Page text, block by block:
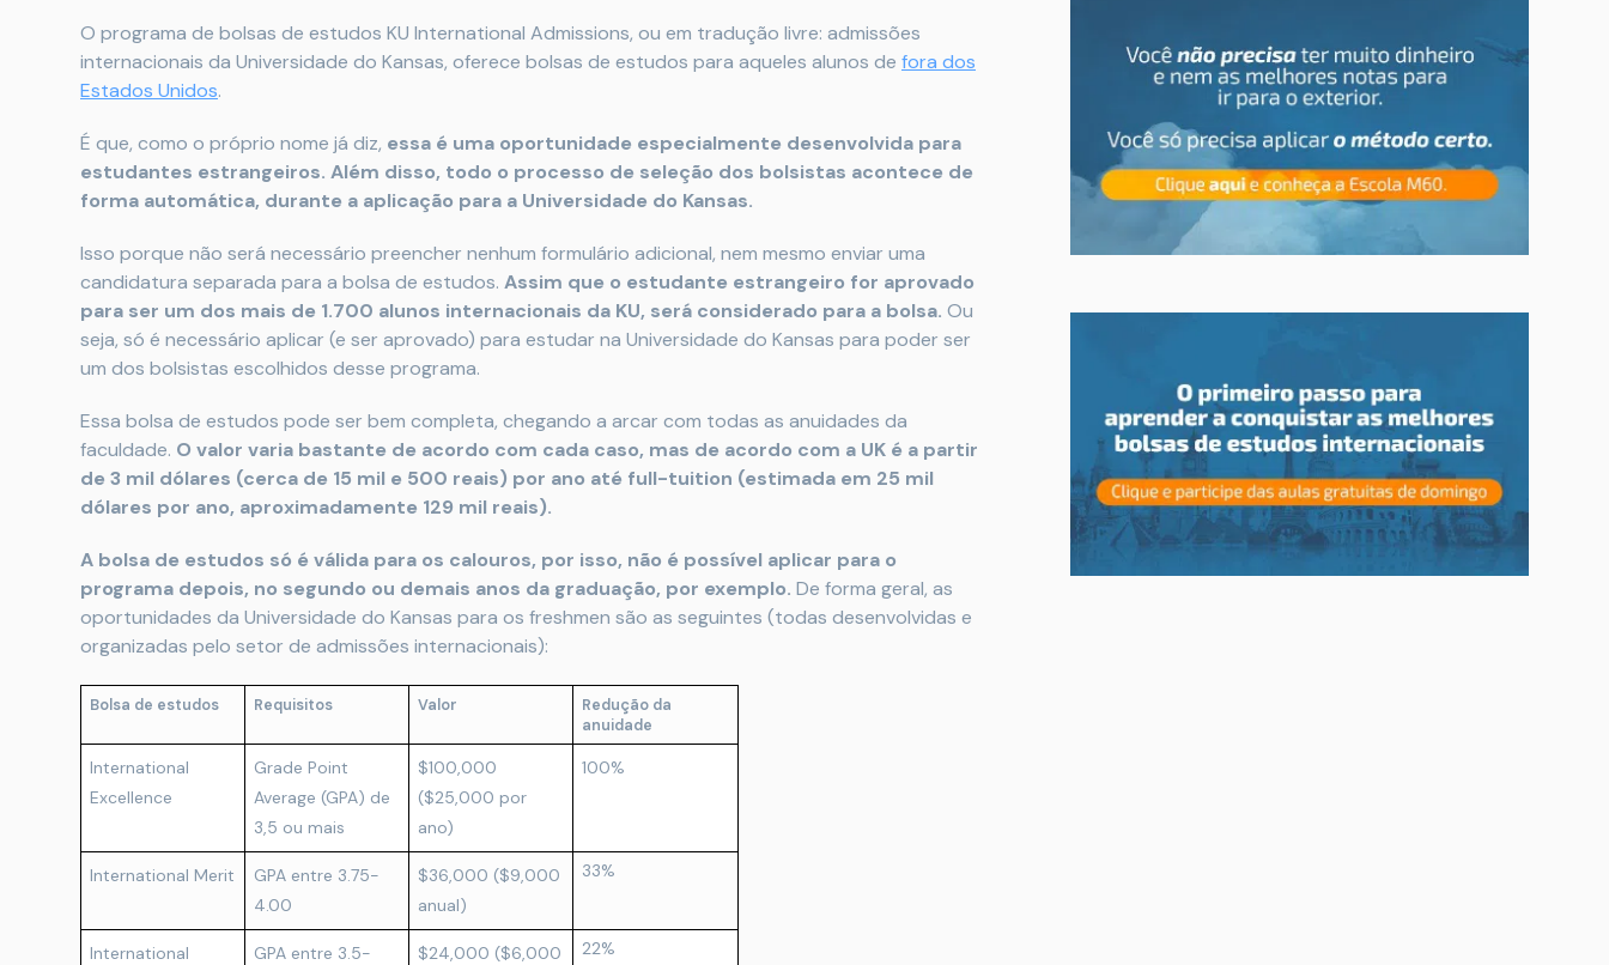
O programa de bolsas de estudos KU International Admissions, ou em tradução livre: admissões
internacionais da Universidade do Kansas, oferece bolsas de estudos para aqueles alunos de fora dos
Estados Unidos.
É que, como o próprio nome já diz, essa é uma oportunidade especialmente desenvolvida para
estudantes estrangeiros. Além disso, todo o processo de seleção dos bolsistas acontece de
forma automática, durante a aplicação para a Universidade do Kansas.
Isso porque não será necessário preencher nenhum formulário adicional, nem mesmo enviar uma
candidatura separada para a bolsa de estudos. Assim que o estudante estrangeiro for aprovado
para ser um dos mais de 1.700 alunos internacionais da KU, será considerado para a bolsa. Ou
seja, só é necessário aplicar (e ser aprovado) para estudar na Universidade do Kansas para poder ser
um dos bolsistas escolhidos desse programa.
Essa bolsa de estudos pode ser bem completa, chegando a arcar com todas as anuidades da
faculdade. O valor varia bastante de acordo com cada caso, mas de acordo com a UK é a partir
de 3 mil dólares (cerca de 15 mil e 500 reais) por ano até full-tuition (estimada em 25 mil
dólares por ano, aproximadamente 129 mil reais).
A bolsa de estudos só é válida para os calouros, por isso, não é possível aplicar para o
programa depois, no segundo ou demais anos da graduação, por exemplo. De forma geral, as
oportunidades da Universidade do Kansas para os freshmen são as seguintes (todas desenvolvidas e
organizadas pelo setor de admissões internacionais):
Bolsa de estudos Requisitos Valor
Redução da
anuidade
International
Excellence
Grade Point
Average (GPA) de
3,5 ou mais
$100,000
($25,000 por
ano)
100%
International Merit
GPA entre 3.75-
4.00
$36,000 ($9,000
anual)
33%
International
GPA entre 3.5-
$24,000 ($6,000
22%